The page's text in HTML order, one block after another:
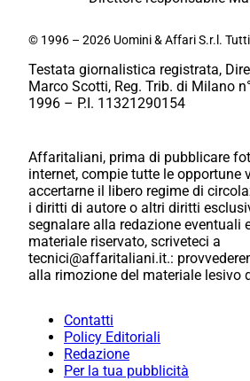
© 1996 – 2026 Uomini & Affari S.r.l.
Testata giornalistica registrata,
Marco Scotti, Reg. Trib. di Milano
1996 – P.I. 11321290154
Affaritaliani, prima di pubblicare
internet, compie tutte le opportune
accertarne il libero regime di
i diritti di autore o altri diritti
segnalare alla redazione eventuali
materiale riservato, scriveteci a
tecnici@affaritaliani.it.:
alla rimozione del materiale lesivo
Contatti
Policy Editoriali
Redazione
Per la tua pubblicità